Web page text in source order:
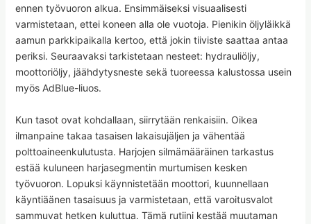
ennen työvuoron alkua. Ensimmäiseksi visuaalisesti
varmistetaan, ettei koneen alla ole vuotoja. Pienikin öljyläikkä
aamun parkkipaikalla kertoo, että jokin tiiviste saattaa antaa
periksi. Seuraavaksi tarkistetaan nesteet: hydrauliöljy,
moottoriöljy, jäähdytysneste sekä tuoreessa kalustossa usein
myös AdBlue-liuos.
Kun tasot ovat kohdallaan, siirrytään renkaisiin. Oikea
ilmanpaine takaa tasaisen lakaisujäljen ja vähentää
polttoaineenkulutusta. Harjojen silmämääräinen tarkastus
estää kuluneen harjasegmentin murtumisen kesken
työvuoron. Lopuksi käynnistetään moottori, kuunnellaan
käyntiäänen tasaisuus ja varmistetaan, että varoitusvalot
sammuvat hetken kuluttua. Tämä rutiini kestää muutaman